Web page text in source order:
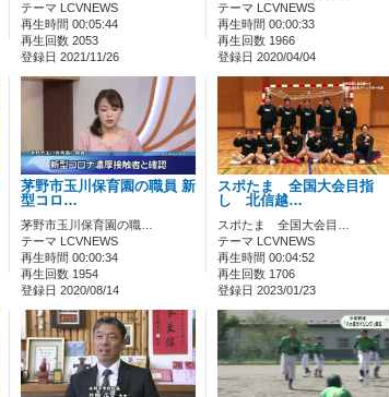
テーマ LCVNEWS
再生時間 00:05:44
再生回数 2053
登録日 2021/11/26
テーマ LCVNEWS
再生時間 00:00:33
再生回数 1966
登録日 2020/04/04
茅野市玉川保育園の職員 新
型コロ…
茅野市玉川保育園の職…
テーマ LCVNEWS
再生時間 00:00:34
再生回数 1954
登録日 2020/08/14
スポたま 全国大会目指
し 北信越…
スポたま 全国大会目…
テーマ LCVNEWS
再生時間 00:04:52
再生回数 1706
登録日 2023/01/23